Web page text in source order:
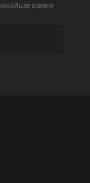
время